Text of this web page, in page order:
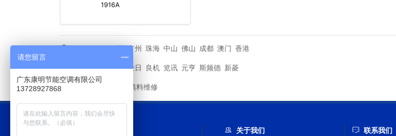
1916A
深圳 广州 珠海 中山 佛山 成都 澳门 香港
其他品牌 马利 金日 良机 览讯 元亨 斯频德 新菱
冷却塔填料维修
关于我们 联系我们
请您留言
广东康明节能空调有限公司
13728927868